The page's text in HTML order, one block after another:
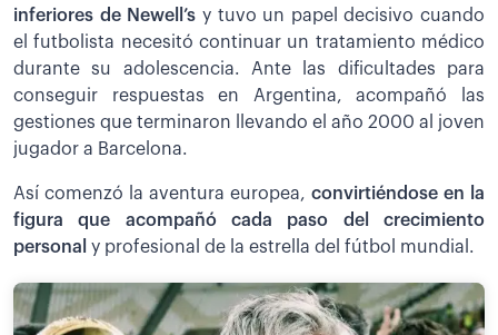
inferiores de Newell’s y tuvo un papel decisivo cuando
el futbolista necesitó continuar un tratamiento médico
durante su adolescencia. Ante las dificultades para
conseguir respuestas en Argentina, acompañó las
gestiones que terminaron llevando el año 2000 al joven
jugador a Barcelona.
Así comenzó la aventura europea, convirtiéndose en la
figura que acompañó cada paso del crecimiento
personal y profesional de la estrella del fútbol mundial.